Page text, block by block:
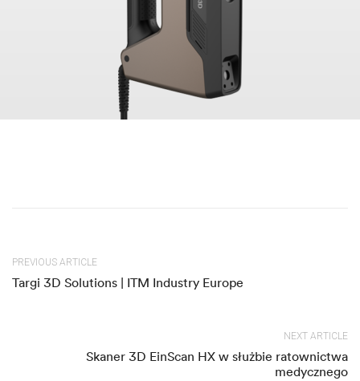
PREVIOUS ARTICLE
Targi 3D Solutions | ITM Industry Europe
NEXT ARTICLE
Skaner 3D EinScan HX w służbie ratownictwa
medycznego